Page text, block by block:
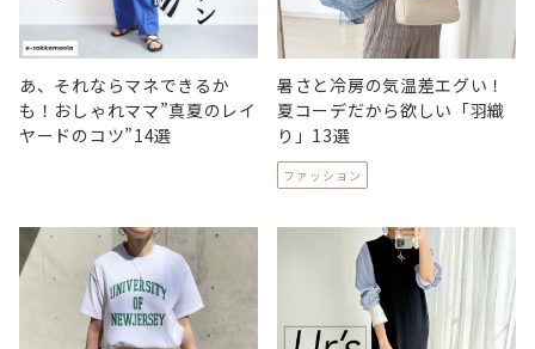
あ、それならマネできるか
も！おしゃれママ”真夏のレイ
ヤードのコツ”14選
暑さと冷房の気温差エグい！
夏コーデだから欲しい「羽織
り」13選
ファッション